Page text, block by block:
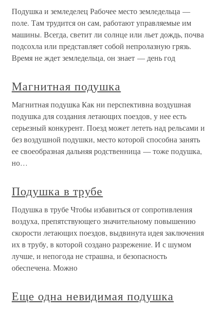
Подушка и земледелец Рабочее место земледельца —
поле. Там трудится он сам, работают управляемые им
машины. Всегда, светит ли солнце или льет дождь, почва
подсохла или представляет собой непролазную грязь.
Время не ждет земледельца, он знает — день год
Магнитная подушка
Магнитная подушка Как ни перспективна воздушная
подушка для создания летающих поездов, у нее есть
серьезный конкурент. Поезд может лететь над рельсами и
без воздушной подушки, место которой способна занять
ее своеобразная дальняя родственница — тоже подушка,
но…
Подушка в трубе
Подушка в трубе Чтобы избавиться от сопротивления
воздуха, препятствующего значительному повышению
скорости летающих поездов, выдвинута идея заключения
их в трубу, в которой создано разрежение. И с шумом
лучше, и непогода не страшна, и безопасность
обеспечена. Можно
Еще одна невидимая подушка